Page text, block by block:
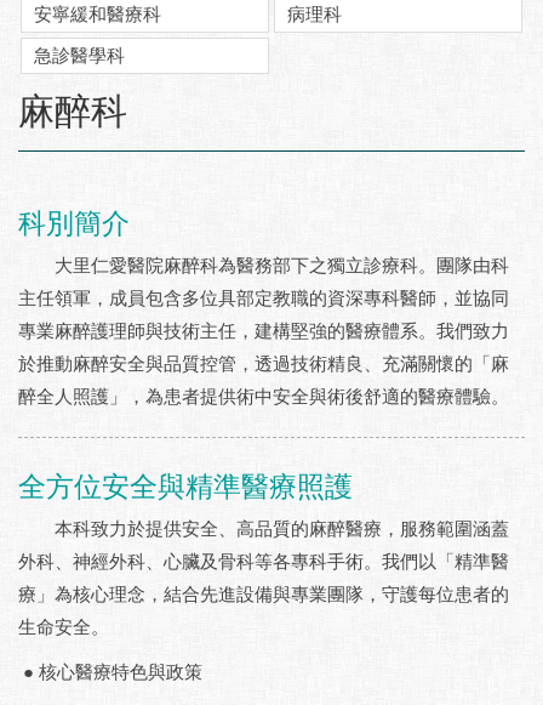
安寧緩和醫療科
病理科
急診醫學科
麻醉科
科別簡介
大里仁愛醫院麻醉科為醫務部下之獨立診療科。團隊由科
主任領軍，成員包含多位具部定教職的資深專科醫師，並協同
專業麻醉護理師與技術主任，建構堅強的醫療體系。我們致力
於推動麻醉安全與品質控管，透過技術精良、充滿關懷的「麻
醉全人照護」，為患者提供術中安全與術後舒適的醫療體驗。
全方位安全與精準醫療照護
本科致力於提供安全、高品質的麻醉醫療，服務範圍涵蓋
外科、神經外科、心臟及骨科等各專科手術。我們以「精準醫
療」為核心理念，結合先進設備與專業團隊，守護每位患者的
生命安全。
● 核心醫療特色與政策